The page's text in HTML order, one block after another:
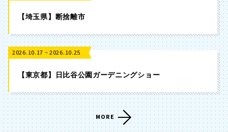
【埼玉県】断捨離市
2026.10.17 ~ 2026.10.25
【東京都】日比谷公園ガーデニングショー
MORE